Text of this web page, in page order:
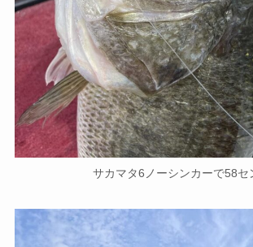
サカマタ6ノーシンカーで58セ